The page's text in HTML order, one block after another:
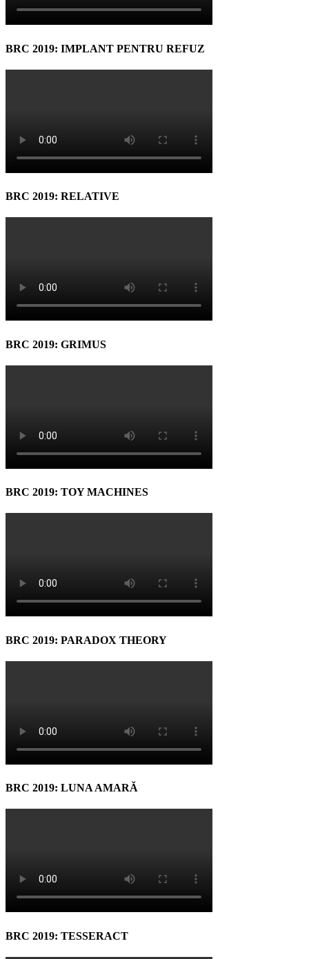
BRC 2019: IMPLANT PENTRU REFUZ
BRC 2019: RELATIVE
BRC 2019: GRIMUS
BRC 2019: TOY MACHINES
BRC 2019: PARADOX THEORY
BRC 2019: LUNA AMARĂ
BRC 2019: TESSERACT